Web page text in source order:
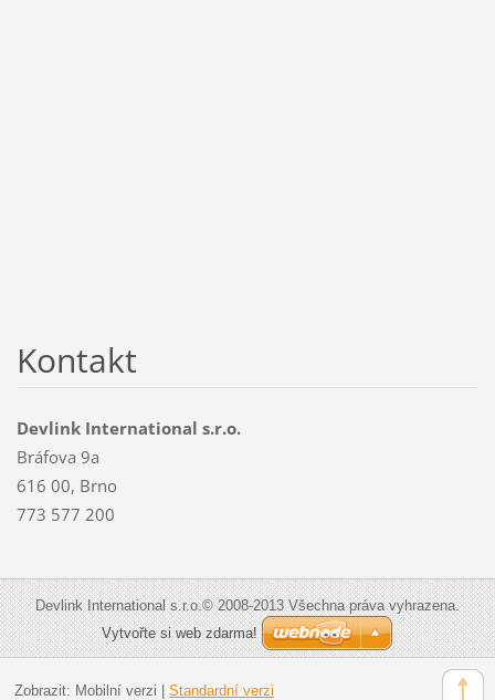
Kontakt
Devlink International s.r.o.
Bráfova 9a
616 00, Brno
773 577 200
Devlink International s.r.o.© 2008-2013 Všechna práva vyhrazena.
Vytvořte si web zdarma!
Zobrazit: Mobilní verzi Standardní verzi